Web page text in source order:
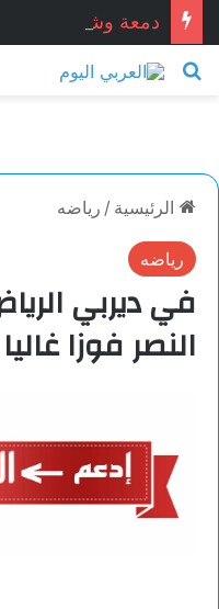
بحث عن
الرئيسية / رياضه
رياضه
في ديربي
النصر فوزا